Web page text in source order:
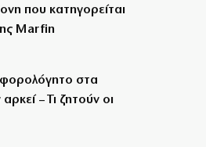
που κατηγορείται
Marfin
στα
– Τι ζητούν οι